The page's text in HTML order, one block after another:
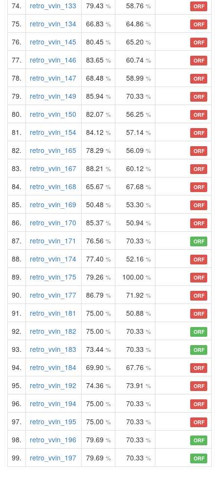
74. retro_vvin_133 79.43 % 58.76 % ORF
75. retro_vvin_134 66.83 % 64.86 % ORF
76. retro_vvin_145 80.45 % 65.20 % ORF
77. retro_vvin_146 83.65 % 60.74 % ORF
78. retro_vvin_147 68.48 % 58.99 % ORF
79. retro_vvin_149 85.94 % 70.33 % ORF
80. retro_vvin_150 82.07 % 56.25 % ORF
81. retro_vvin_154 84.12 % 57.14 % ORF
82. retro_vvin_165 78.29 % 56.09 % ORF
83. retro_vvin_167 88.21 % 60.12 % ORF
84. retro_vvin_168 65.67 % 67.68 % ORF
85. retro_vvin_169 50.48 % 53.30 % ORF
86. retro_vvin_170 85.37 % 50.94 % ORF
87. retro_vvin_171 76.56 % 70.33 % ORF
88. retro_vvin_174 77.40 % 52.16 % ORF
89. retro_vvin_175 79.26 % 100.00 % ORF
90. retro_vvin_177 86.79 % 71.92 % ORF
91. retro_vvin_181 75.00 % 50.88 % ORF
92. retro_vvin_182 75.00 % 70.33 % ORF
93. retro_vvin_183 73.44 % 70.33 % ORF
94. retro_vvin_184 69.90 % 67.76 % ORF
95. retro_vvin_192 74.36 % 73.91 % ORF
96. retro_vvin_194 75.00 % 70.33 % ORF
97. retro_vvin_195 75.00 % 70.33 % ORF
98. retro_vvin_196 79.69 % 70.33 % ORF
99. retro_vvin_197 79.69 % 70.33 % ORF